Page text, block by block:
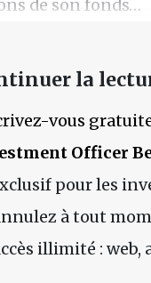
de son fonds…
la
vous
Officer
pour les
à tout
illimité :